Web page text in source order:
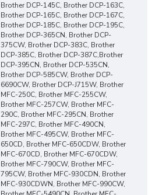
Brother DCP-145C, Brother DCP-163C,
Brother DCP-165C, Brother DCP-167C,
Brother DCP-185C, Brother DCP-195C,
Brother DCP-365CN, Brother DCP-
375CW, Brother DCP-383C, Brother
DCP-385C, Brother DCP-387C,Brother
DCP-395CN, Brother DCP-535CN,
Brother DCP-585CW, Brother DCP-
6690CW, Brother DCP-J715W, Brother
MFC-250C, Brother MFC-255CW,
Brother MFC-257CW, Brother MFC-
290C, Brother MFC-295CN, Brother
MFC-297C, Brother MFC-490CN,
Brother MFC-495CW, Brother MFC-
650CD, Brother MFC-650CDW, Brother
MFC-670CD, Brother MFC-670CDW,
Brother MFC-790CW, Brother MFC-
795CW, Brother MFC-930CDN, Brother
MFC-930CDWN, Brother MFC-990CW,